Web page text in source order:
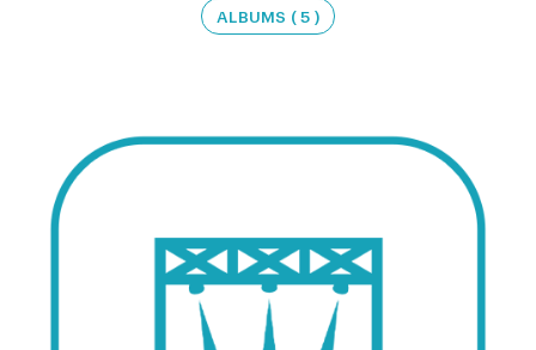
ALBUMS ( 5 )